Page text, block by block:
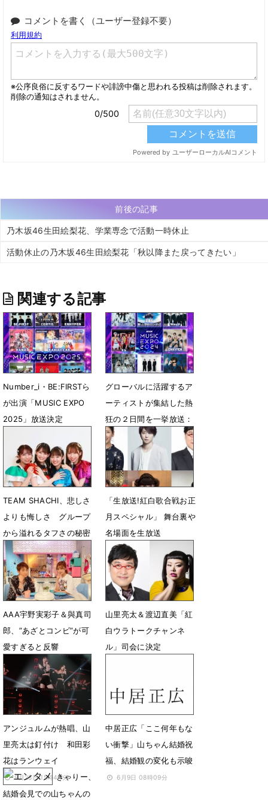
コメントを書く（ユーザー登録不要）
前後の記事
乃木坂46生田絵梨花、学業専念で活動一時休止
活動休止の乃木坂46生田絵梨花「秋以降また戻ってきたい」
関連する記事
Number_i・BE:FIRSTら
が出演「MUSIC EXPO
2025」放送決定
グローバルに活躍するア
ーティストが集結した熱
狂の２日間を一挙放送：
「NHK MUSIC EXPO
2024」
8月16日 20時05分
TEAM SHACHI、悲しさ
よりも悔しさ グループ
から溢れるタフさの秘密
4月8日 18時00分
「生放送!紅白歌合戦お正
月スペシャル」 舞台裏や
名場面を生放送
1月2日 16時17分
AAA宇野実彩子＆與真司
郎、”あざとコンビ”が可
愛すぎると反響
6月13日 14時55分
山里亮太＆渡辺直美「紅
白ウラトークチャンネ
ル」司会に決定
アンジュルムが熱唱、山
里亮太は釘付け 和田彩
花はランウェイ
9月28日 15時44分
中居正広「ここ何年もな
い衝撃」山ちゃん結婚祝
福、結婚観の変化も示唆
6月9日 08時09分
きゃりー、
結婚会見での山ちゃんの